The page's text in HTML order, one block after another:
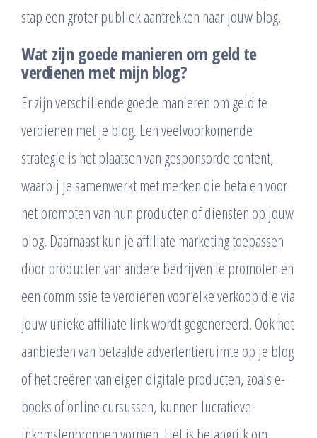
stap een groter publiek aantrekken naar jouw blog.
Wat zijn goede manieren om geld te
verdienen met mijn blog?
Er zijn verschillende goede manieren om geld te
verdienen met je blog. Een veelvoorkomende
strategie is het plaatsen van gesponsorde content,
waarbij je samenwerkt met merken die betalen voor
het promoten van hun producten of diensten op jouw
blog. Daarnaast kun je affiliate marketing toepassen
door producten van andere bedrijven te promoten en
een commissie te verdienen voor elke verkoop die via
jouw unieke affiliate link wordt gegenereerd. Ook het
aanbieden van betaalde advertentieruimte op je blog
of het creëren van eigen digitale producten, zoals e-
books of online cursussen, kunnen lucratieve
inkomstenbronnen vormen. Het is belangrijk om